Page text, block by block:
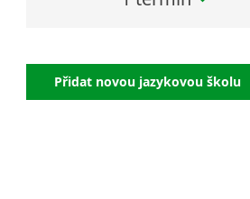
Přidat novou jazykovou školu